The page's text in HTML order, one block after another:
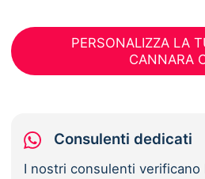
PERSONALIZZA LA
CANNARA
Consulenti dedicati
I nostri consulenti verificano